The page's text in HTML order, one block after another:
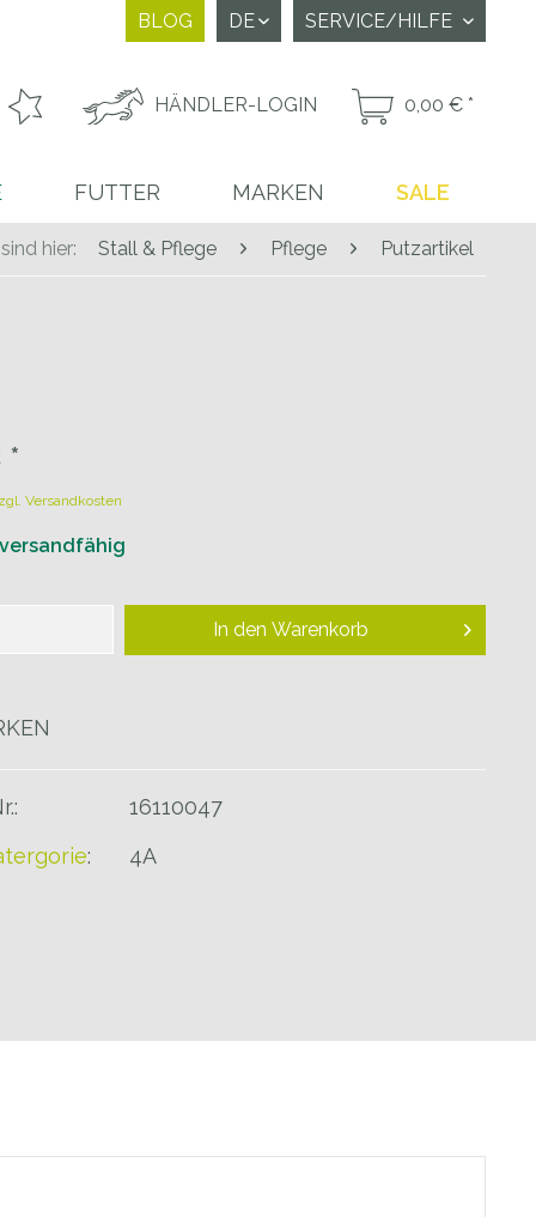
BLOG SERVICE/HILFE
HÄNDLER-LOGIN 0,00 € *
FUTTER MARKEN SALE
hier: Stall & Pflege Pflege Putzartikel
Versandkosten
In den Warenkorb
16110047
: 4A